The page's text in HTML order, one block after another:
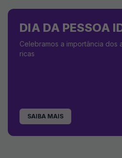
DIA DA PESSOA
Celebramos a importância dos
ricas
SAIBA MAIS